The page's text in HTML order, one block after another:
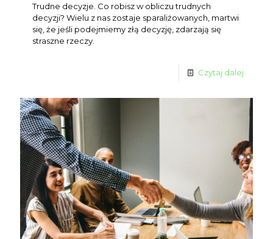
Trudne decyzje. Co robisz w obliczu trudnych
decyzji? Wielu z nas zostaje sparaliżowanych, martwi
się, że jeśli podejmiemy złą decyzję, zdarzają się
straszne rzeczy.
Czytaj dalej